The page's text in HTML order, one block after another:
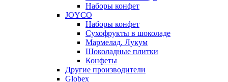
Наборы конфет
JOYCO
Наборы конфет
Сухофрукты в шоколаде
Мармелад. Лукум
Шоколадные плитки
Конфеты
Другие производители
Globex